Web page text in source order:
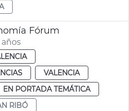
Fórum
VALENCIA
EN PORTADA TEMÁTICA
RIBÓ